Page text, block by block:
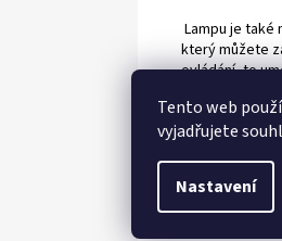
Tento web
vyjadřujete
Nastavení
Lampu je
který můžete
ovládání, to
dětského
powerbanky -
Součástí
Stojánek